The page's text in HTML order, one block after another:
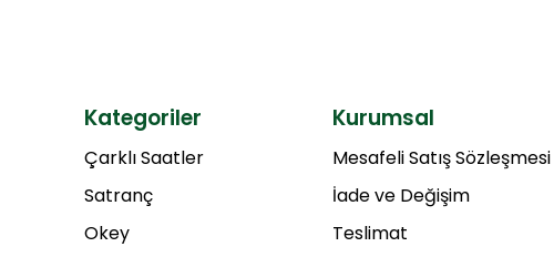
Kategoriler
Çarklı Saatler
Satranç
Okey
Kurumsal
Mesafeli Satış Sözleşmesi
İade ve Değişim
Teslimat